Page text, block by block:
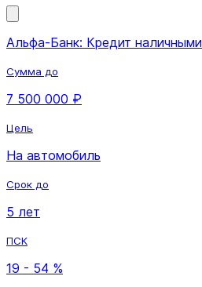
Альфа-Банк: Кредит наличными
Сумма до
7 500 000 ₽
Цель
На автомобиль
Срок до
5 лет
ПСК
19 - 54 %